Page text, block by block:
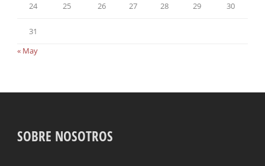
24 25 26 27 28 29 30
31
« May
SOBRE NOSOTROS